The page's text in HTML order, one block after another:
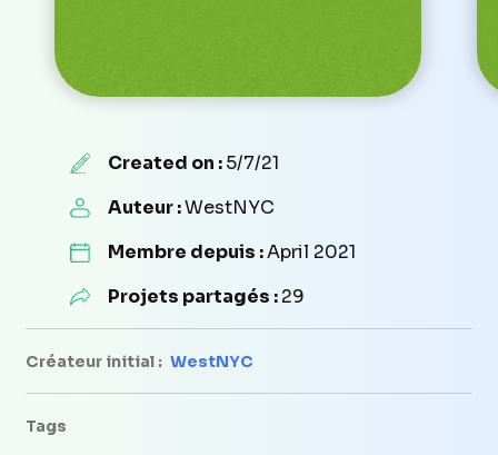
Created on :5/7/21
Auteur :WestNYC
Membre depuis :April 2021
Projets partagés :29
Créateur initial : WestNYC
Tags